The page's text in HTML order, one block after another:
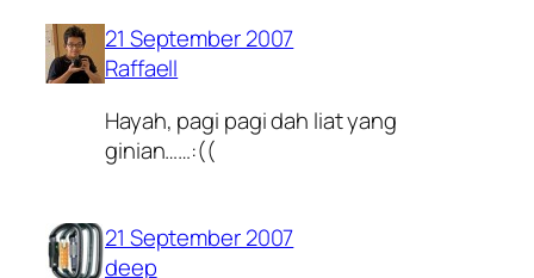
21 September 2007
Raffaell
Hayah, pagi pagi dah liat yang
ginian……:((
21 September 2007
deep